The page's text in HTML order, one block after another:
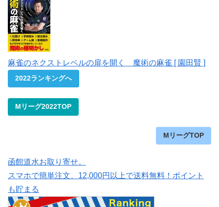
麻雀のネクストレベルの扉を開く 魔術の麻雀 [ 園田賢 ]
2022ランキングへ
Mリーグ2022TOP
MリーグTOP
函館道水お取り寄せ。
スマホで簡単注文、12,000円以上で送料無料！ポイント
も貯まる